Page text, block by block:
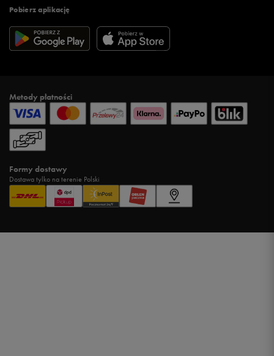
Pobierz aplikację
Metody płatności
Formy dostawy
Dostawa tylko na terenie Polski